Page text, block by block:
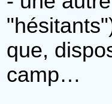
que,
camp…